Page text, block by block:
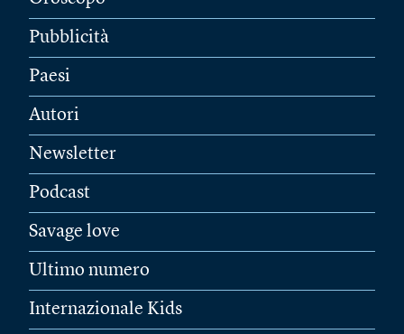
Pubblicità
Paesi
Autori
Newsletter
Podcast
Savage love
Ultimo numero
Internazionale Kids